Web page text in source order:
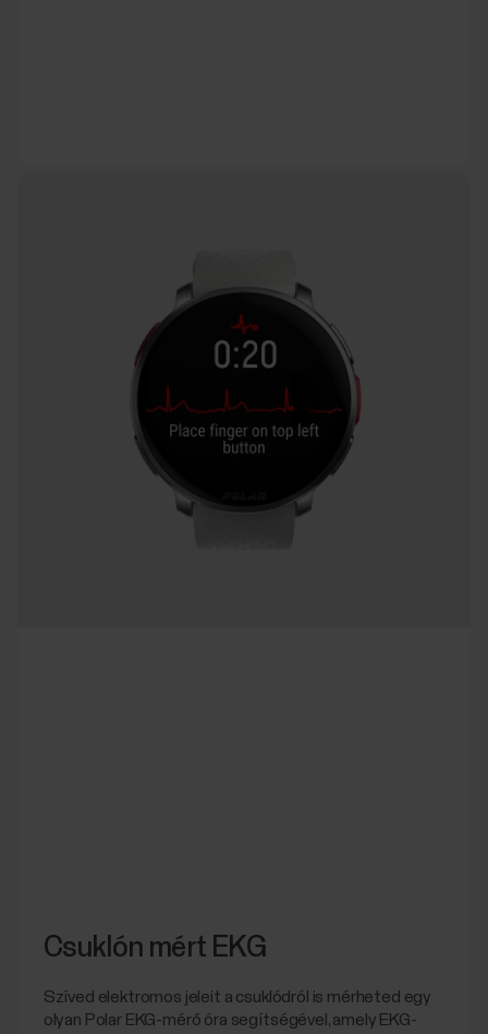
Csuklón mért EKG
Szíved elektromos jeleit a csuklódról is mérheted egy
olyan Polar EKG-mérő óra segítségével, amely EKG-